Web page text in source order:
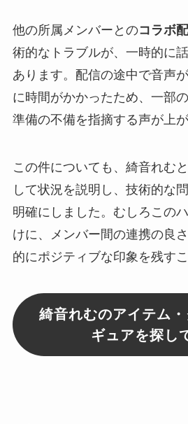
他の所属メンバーとのコラボ
術的なトラブルが、一時的に
あります。配信の途中で音声
に時間がかかったため、一部
準備の不備を指摘する声が上が
この件についても、綺音れむ
して状況を説明し、技術的な
明確にしました。むしろこの
けに、メンバー間の連携の良
的にポジティブな印象を残す
綺音れむのアイテム
ギュアを探し